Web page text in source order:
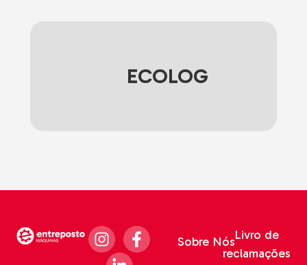
ECOLOG
Sobre NósLivro de
reclamações